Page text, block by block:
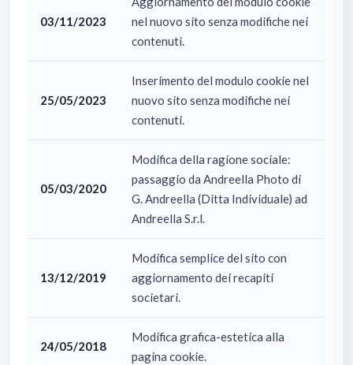
03/11/2023
nel nuovo sito senza modifiche nei
contenuti.
25/05/2023
Inserimento del modulo cookie nel
nuovo sito senza modifiche nei
contenuti.
05/03/2020
Modifica della ragione sociale:
passaggio da Andreella Photo di
G. Andreella (Ditta Individuale) ad
Andreella S.r.l.
13/12/2019
Modifica semplice del sito con
aggiornamento dei recapiti
societari.
24/05/2018
Modifica grafica-estetica alla
pagina cookie.